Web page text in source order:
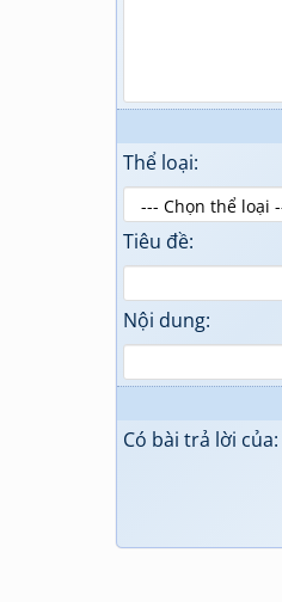
Thể loại:
Tiêu đề:
Nội dung:
Có bài trả lời của: